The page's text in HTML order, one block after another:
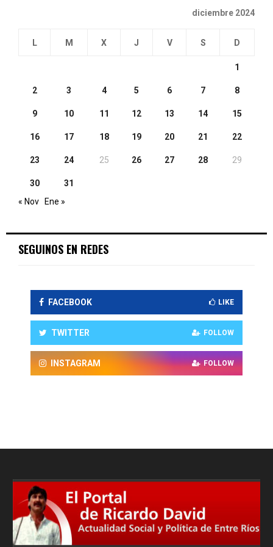
diciembre 2024
L M X J V S D
1
2 3 4 5 6 7 8
9 10 11 12 13 14 15
16 17 18 19 20 21 22
23 24 25 26 27 28 29
30
31
« Nov
Ene »
SEGUINOS EN REDES
FACEBOOK LIKE
TWITTER FOLLOW
INSTAGRAM FOLLOW